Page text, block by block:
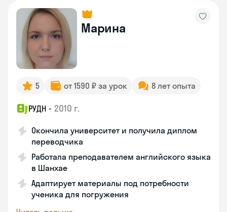
Марина
5 от 1590 ₽ за урок 8 лет опыта
РУДН • 2010 г.
Окончила университет и получила диплом
переводчика
Работала преподавателем английского языка
в Шанхае
Адаптирует материалы под потребности
ученика для погружения